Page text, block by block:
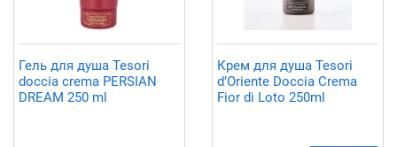
Гель для душа Tesori
doccia crema PERSIAN
DREAM 250 ml
Крем для душа Tesori
d’Oriente Doccia Crema
Fior di Loto 250ml